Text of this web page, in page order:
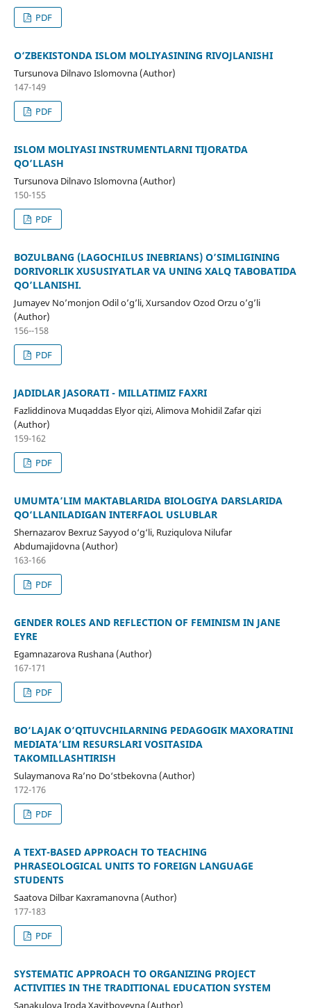
PDF
O‘ZBEKISTONDA ISLOM MOLIYASINING RIVOJLANISHI
Tursunova Dilnavo Islomovna (Author)
147-149
PDF
ISLOM MOLIYASI INSTRUMENTLARNI TIJORATDA
QO’LLASH
Tursunova Dilnavo Islomovna (Author)
150-155
PDF
BOZULBANG (LAGOCHILUS INEBRIANS) O’SIMLIGINING
DORIVORLIK XUSUSIYATLAR VA UNING XALQ TABOBATIDA
QO’LLANISHI.
Jumayev No’monjon Odil o’g’li, Xursandov Ozod Orzu o’g’li
(Author)
156--158
PDF
JADIDLAR JASORATI - MILLATIMIZ FAXRI
Fazliddinova Muqaddas Elyor qizi, Alimova Mohidil Zafar qizi
(Author)
159-162
PDF
UMUMTA’LIM MAKTABLARIDA BIOLOGIYA DARSLARIDA
QO‘LLANILADIGAN INTERFAOL USLUBLAR
Shernazarov Bexruz Sayyod o‘g‘li, Ruziqulova Nilufar
Abdumajidovna (Author)
163-166
PDF
GENDER ROLES AND REFLECTION OF FEMINISM IN JANE
EYRE
Egamnazarova Rushana (Author)
167-171
PDF
BO‘LAJAK O‘QITUVCHILARNING PEDAGOGIK MAXORATINI
MEDIATA’LIM RESURSLARI VOSITASIDA
TAKOMILLASHTIRISH
Sulaymanova Ra’no Do‘stbekovna (Author)
172-176
PDF
A TEXT-BASED APPROACH TO TEACHING
PHRASEOLOGICAL UNITS TO FOREIGN LANGUAGE
STUDENTS
Saatova Dilbar Kaxramanovna (Author)
177-183
PDF
SYSTEMATIC APPROACH TO ORGANIZING PROJECT
ACTIVITIES IN THE TRADITIONAL EDUCATION SYSTEM
Sanakulova Iroda Xayitboyevna (Author)